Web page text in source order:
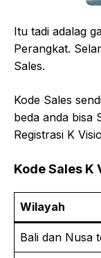
Itu tadi adalag
Perangkat.
Sales.
Kode Sales
beda anda bisa
Registrasi K
Kode Sales K
Wilayah
Bali dan Nusa